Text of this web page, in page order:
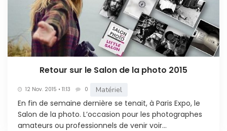
Retour sur le Salon de la photo 2015
12 Nov. 2015 • 11:13 0 Matériel
En fin de semaine dernière se tenait, à Paris Expo, le
Salon de la photo. L’occasion pour les photographes
amateurs ou professionnels de venir voir...